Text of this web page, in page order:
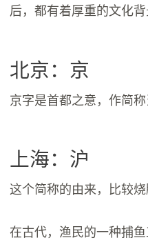
后，都有着厚重的文化背
北京：京
京字是首都之意，作简称
上海：沪
这个简称的由来，比较烧
在古代，渔民的一种捕